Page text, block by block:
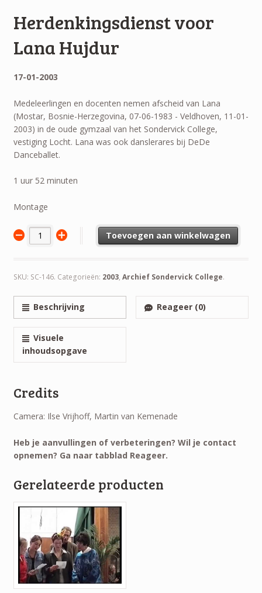
Herdenkingsdienst voor
Lana Hujdur
17-01-2003
Medeleerlingen en docenten nemen afscheid van Lana
(Mostar, Bosnie-Herzegovina, 07-06-1983 - Veldhoven, 11-01-
2003) in de oude gymzaal van het Sondervick College,
vestiging Locht. Lana was ook danslerares bij DeDe
Danceballet.
1 uur 52 minuten
Montage
Toevoegen aan winkelwagen
SKU: SC-146. Categorieën: 2003, Archief Sondervick College.
Beschrijving Reageer (0)
Visuele
inhoudsopgave
Credits
Camera: Ilse Vrijhoff, Martin van Kemenade
Heb je aanvullingen of verbeteringen? Wil je contact
opnemen? Ga naar tabblad Reageer.
Gerelateerde producten